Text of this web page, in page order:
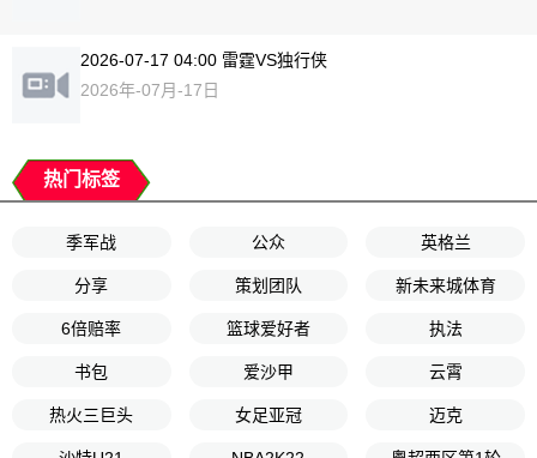
2026-07-17 04:00 雷霆VS独行侠
2026年-07月-17日
热门标签
季军战 公众 英格兰
分享 策划团队 新未来城体育
6倍赔率 篮球爱好者 执法
书包 爱沙甲 云霄
热火三巨头 女足亚冠 迈克